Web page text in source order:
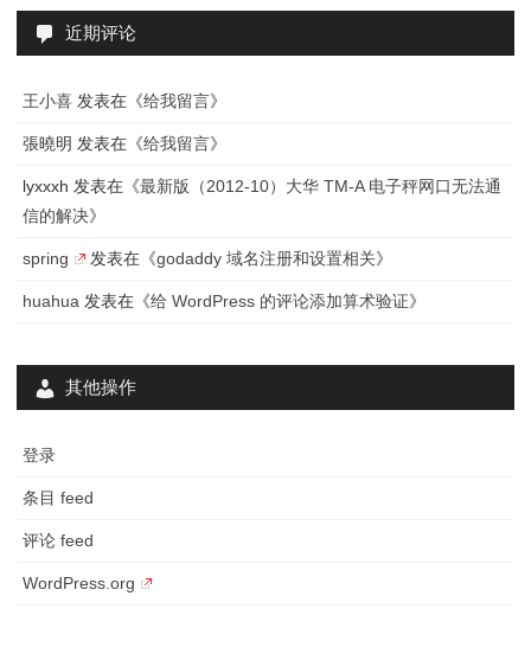
近期评论
王小喜 发表在《给我留言》
張曉明 发表在《给我留言》
lyxxxh 发表在《最新版（2012-10）大华 TM-A 电子秤网口无法通
信的解决》
spring 发表在《godaddy 域名注册和设置相关》
huahua 发表在《给 WordPress 的评论添加算术验证》
其他操作
登录
条目 feed
评论 feed
WordPress.org